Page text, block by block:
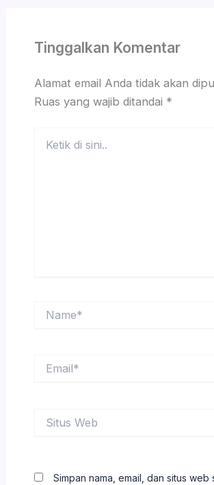
Tinggalkan Komentar
Alamat email Anda tidak akan
Ruas yang wajib ditandai *
Web
Simpan nama, email, dan situs web